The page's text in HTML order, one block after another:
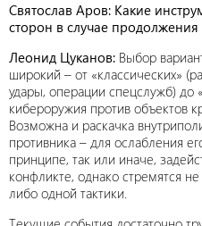
Святослав Аров: Какие
сторон в случае
Леонид Цуканов: Выбор
широкий – от «классических»
удары, операции спецслужб) до
кибероружия против объектов
Возможна и раскачка
противника – для ослабления
принципе, так или иначе,
конфликте, однако стремятся
либо одной тактики.